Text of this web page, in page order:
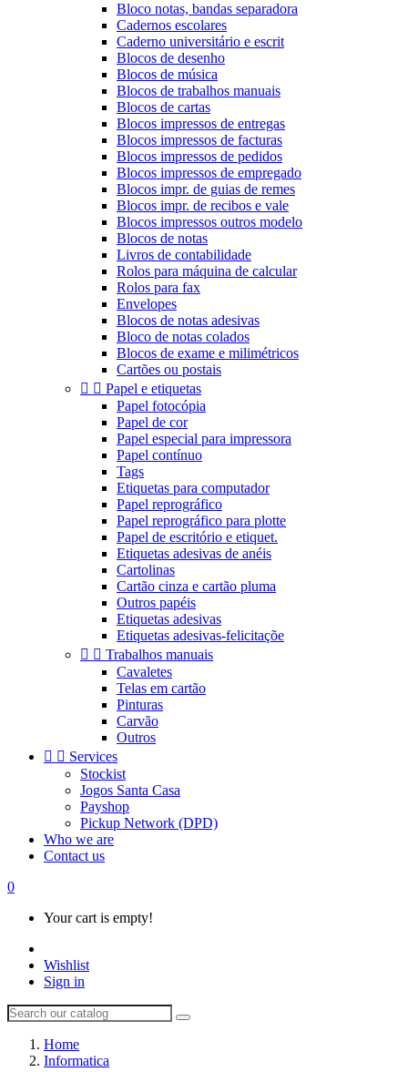
Bloco notas, bandas separadora
Cadernos escolares
Caderno universitário e escrit
Blocos de desenho
Blocos de música
Blocos de trabalhos manuais
Blocos de cartas
Blocos impressos de entregas
Blocos impressos de facturas
Blocos impressos de pedidos
Blocos impressos de empregado
Blocos impr. de guias de remes
Blocos impr. de recibos e vale
Blocos impressos outros modelo
Blocos de notas
Livros de contabilidade
Rolos para máquina de calcular
Rolos para fax
Envelopes
Blocos de notas adesivas
Bloco de notas colados
Blocos de exame e milimétricos
Cartões ou postais
  Papel e etiquetas
Papel fotocópia
Papel de cor
Papel especial para impressora
Papel contínuo
Tags
Etiquetas para computador
Papel reprográfico
Papel reprográfico para plotte
Papel de escritório e etiquet.
Etiquetas adesivas de anéis
Cartolinas
Cartão cinza e cartão pluma
Outros papéis
Etiquetas adesivas
Etiquetas adesivas-felicitaçõe
  Trabalhos manuais
Cavaletes
Telas em cartão
Pinturas
Carvão
Outros
  Services
Stockist
Jogos Santa Casa
Payshop
Pickup Network (DPD)
Who we are
Contact us
0
Your cart is empty!
Wishlist
Sign in
Home
Informatica